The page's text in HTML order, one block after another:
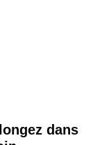
dans